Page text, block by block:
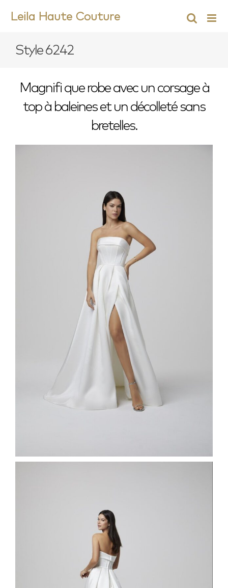
Leila Haute Couture
Style 6242
Magnifi que robe avec un corsage à
top à baleines et un décolleté sans
bretelles.